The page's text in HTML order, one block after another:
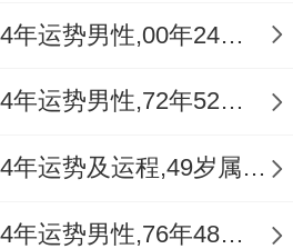
亥猪女来讲此坠能化解
。
贵手链增强人缘与感情
色气韵，能柔化命局中
2000年属龙人2024年运势男性,00年24岁属龙男2024年每月运程怎么样
1972年属鼠人2024年运势男性,72年52岁属鼠男2024年每月运程怎么样
1975年属兔女2024年运势及运程,49岁属兔人2024全年每月运势女性如何
1976年属龙人2024年运势男性,76年48岁属龙男2024年每月运程怎么样